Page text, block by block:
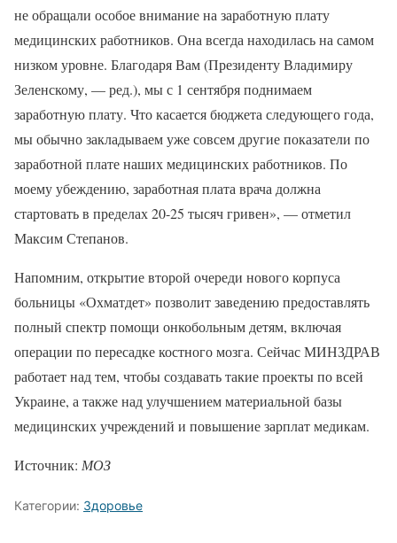
не обращали особое внимание на заработную плату
медицинских работников. Она всегда находилась на самом
низком уровне. Благодаря Вам (Президенту Владимиру
Зеленскому, — ред.), мы с 1 сентября поднимаем
заработную плату. Что касается бюджета следующего года,
мы обычно закладываем уже совсем другие показатели по
заработной плате наших медицинских работников. По
моему убеждению, заработная плата врача должна
стартовать в пределах 20-25 тысяч гривен», — отметил
Максим Степанов.
Напомним, открытие второй очереди нового корпуса
больницы «Охматдет» позволит заведению предоставлять
полный спектр помощи онкобольным детям, включая
операции по пересадке костного мозга. Сейчас МИНЗДРАВ
работает над тем, чтобы создавать такие проекты по всей
Украине, а также над улучшением материальной базы
медицинских учреждений и повышение зарплат медикам.
Источник: МОЗ
Категории: Здоровье